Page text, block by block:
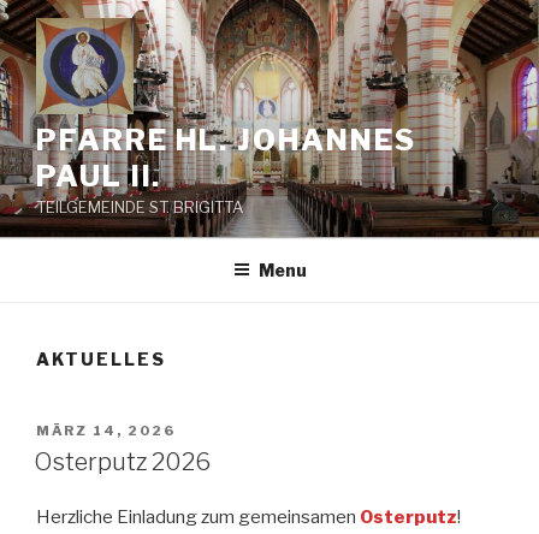
Skip
to
content
PFARRE HL. JOHANNES
PAUL II.
TEILGEMEINDE ST. BRIGITTA
Menu
AKTUELLES
POSTED
ON
MÄRZ 14, 2026
Osterputz 2026
Herzliche Einladung zum gemeinsamen Osterputz!